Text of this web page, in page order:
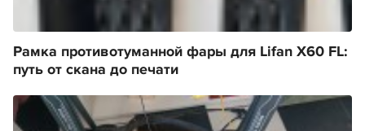
Рамка противотуманной фары для Lifan X60 FL:
путь от скана до печати